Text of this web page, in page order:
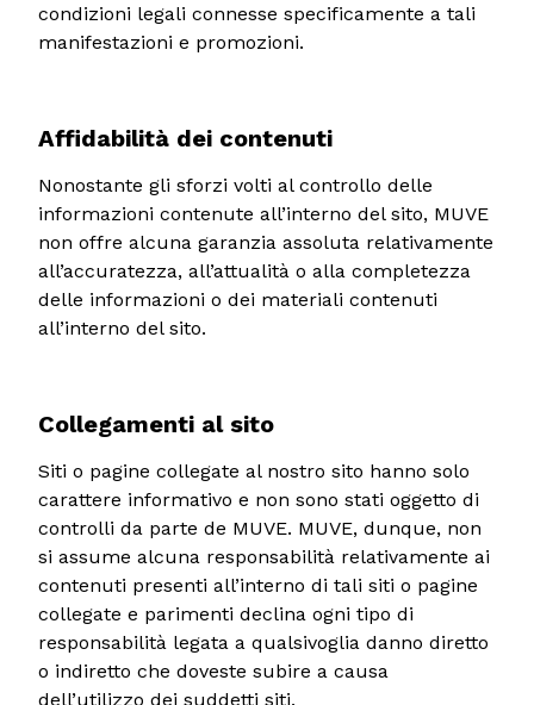
condizioni legali connesse specificamente a tali
manifestazioni e promozioni.
Affidabilità dei contenuti
Nonostante gli sforzi volti al controllo delle
informazioni contenute all’interno del sito, MUVE
non offre alcuna garanzia assoluta relativamente
all’accuratezza, all’attualità o alla completezza
delle informazioni o dei materiali contenuti
all’interno del sito.
Collegamenti al sito
Siti o pagine collegate al nostro sito hanno solo
carattere informativo e non sono stati oggetto di
controlli da parte de MUVE. MUVE, dunque, non
si assume alcuna responsabilità relativamente ai
contenuti presenti all’interno di tali siti o pagine
collegate e parimenti declina ogni tipo di
responsabilità legata a qualsivoglia danno diretto
o indiretto che doveste subire a causa
dell’utilizzo dei suddetti siti.